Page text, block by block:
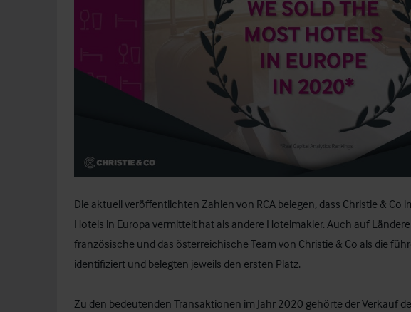
Die aktuell veröffentlichten Zahlen von RCA belegen, dass Christie & Co
Hotels in Europa vermittelt hat als andere Hotelmakler. Auch auf
französische und das österreichische Team von Christie & Co als die
identifiziert und belegten jeweils den ersten Platz.
Zu den bedeutenden Transaktionen im Jahr 2020 gehörte der Verkauf